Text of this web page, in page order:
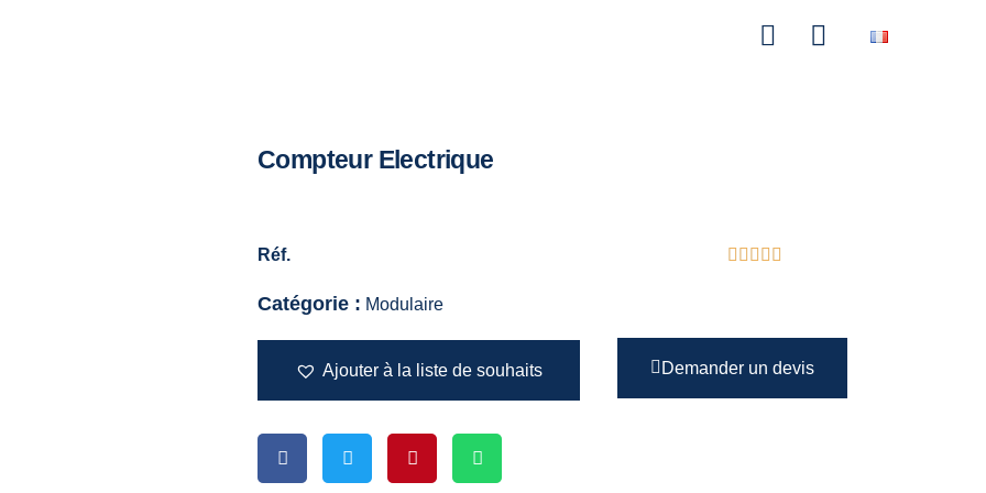
Compteur Electrique
Réf.
Catégorie : Modulaire
Ajouter à la liste de souhaits Demander un devis